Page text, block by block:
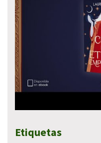
Etiquetas